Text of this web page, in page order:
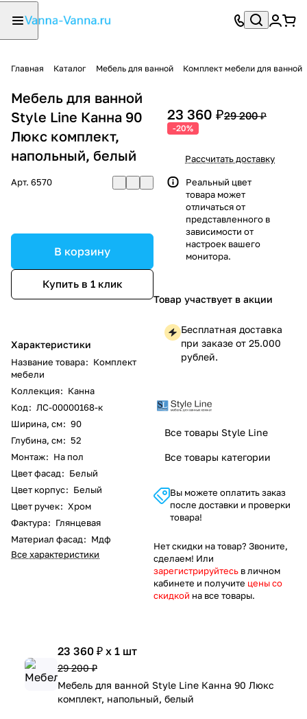
Главная Каталог Мебель для ванной Комплект мебели для ванной
Мебель для ванной
Style Line Канна 90
Люкс комплект,
напольный, белый
Арт. 6570
В корзину
Купить в 1 клик
Характеристики
Название товара: Комплект
мебели
Коллекция: Канна
Код: ЛС-00000168-к
Ширина, см: 90
Глубина, см: 52
Монтаж: На пол
Цвет фасад: Белый
Цвет корпус: Белый
Цвет ручек: Хром
Фактура: Глянцевая
Материал фасад: Мдф
Все характеристики
23 360 ₽29 200 ₽
-20%
Рассчитать доставку
Реальный цвет
товара может
отличаться от
представленного в
зависимости от
настроек вашего
монитора.
Товар участвует в акции
Бесплатная доставка
при заказе от 25.000
рублей.
Все товары Style Line
Все товары категории
Вы можете оплатить заказ
после доставки и проверки
товара!
Нет скидки на товар? Звоните,
сделаем! Или
зарегистрируйтесь в личном
кабинете и получите цены со
скидкой на все товары.
23 360 ₽ x 1 шт
29 200 ₽
Мебель для ванной Style Line Канна 90 Люкс
комплект, напольный, белый